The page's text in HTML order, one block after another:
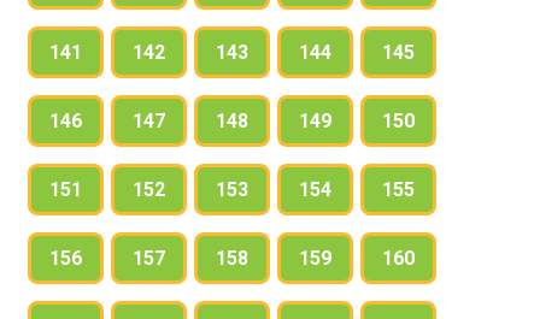
141 142 143 144 145
146 147 148 149 150
151 152 153 154 155
156 157 158 159 160